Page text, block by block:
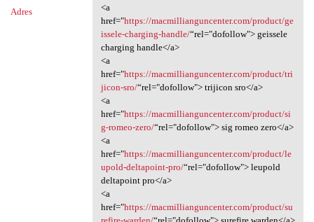
Adres
<a
href="https://macmillianguncenter.com/product/ge
issele-charging-handle/“rel="dofollow"> geissele
charging handle</a>
<a
href="https://macmillianguncenter.com/product/tri
jicon-sro/“rel="dofollow"> trijicon sro</a>
<a
href="https://macmillianguncenter.com/product/si
g-romeo-zero/“rel="dofollow"> sig romeo zero</a>
<a
href="https://macmillianguncenter.com/product/le
upold-deltapoint-pro/“rel="dofollow"> leupold
deltapoint pro</a>
<a
href="https://macmillianguncenter.com/product/su